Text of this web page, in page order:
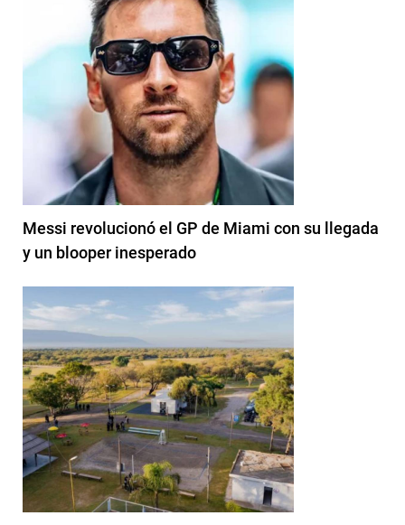
Messi revolucionó el GP de Miami con su llegada
y un blooper inesperado